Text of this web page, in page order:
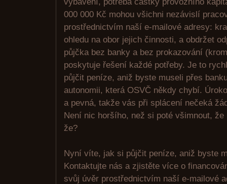
000 000 Kč mohou všichni nezávislí
prostřednictvím naší e-mailové adresy:
ohledu na obor jejich činnosti, a obdržet
půjčka bez banky a bez prokazování
poskytuje řešení každé potřeby. Je to
půjčit peníze, aniž byste museli přes
autonomii, která OSVČ někdy chybí.
a pevná, takže vás při splácení nečeká
Není nic horšího, než si poté všimnout,
že?
Nyní víte, jak si půjčit peníze, aniž byste
Kontaktujte nás a zjistěte více o
svůj úvěr prostřednictvím naší e-mailové